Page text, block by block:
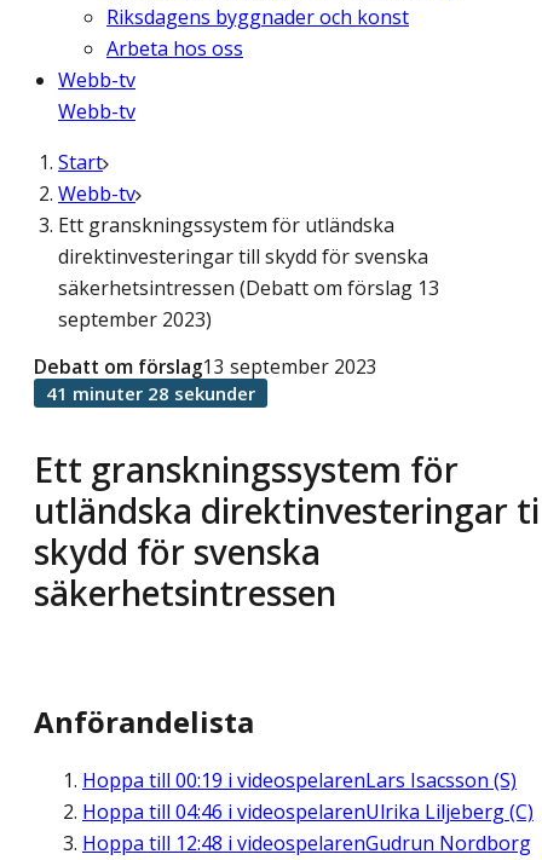
Riksdagens byggnader och konst
Arbeta hos oss
Webb-tv
Webb-tv
Start
Webb-tv
Ett granskningssystem för utländska
direktinvesteringar till skydd för svenska
säkerhetsintressen (Debatt om förslag 13
september 2023)
Ett granskningssystem för
utländska direktinvesteringar
skydd för svenska
säkerhetsintressen
Debatt om förslag13 september 2023
41 minuter 28 sekunder
Anförandelista
Hoppa till 00:19 i videospelarenLars Isacsson (S)
Hoppa till 04:46 i videospelarenUlrika Liljeberg (C)
Hoppa till 12:48 i videospelarenGudrun Nordborg